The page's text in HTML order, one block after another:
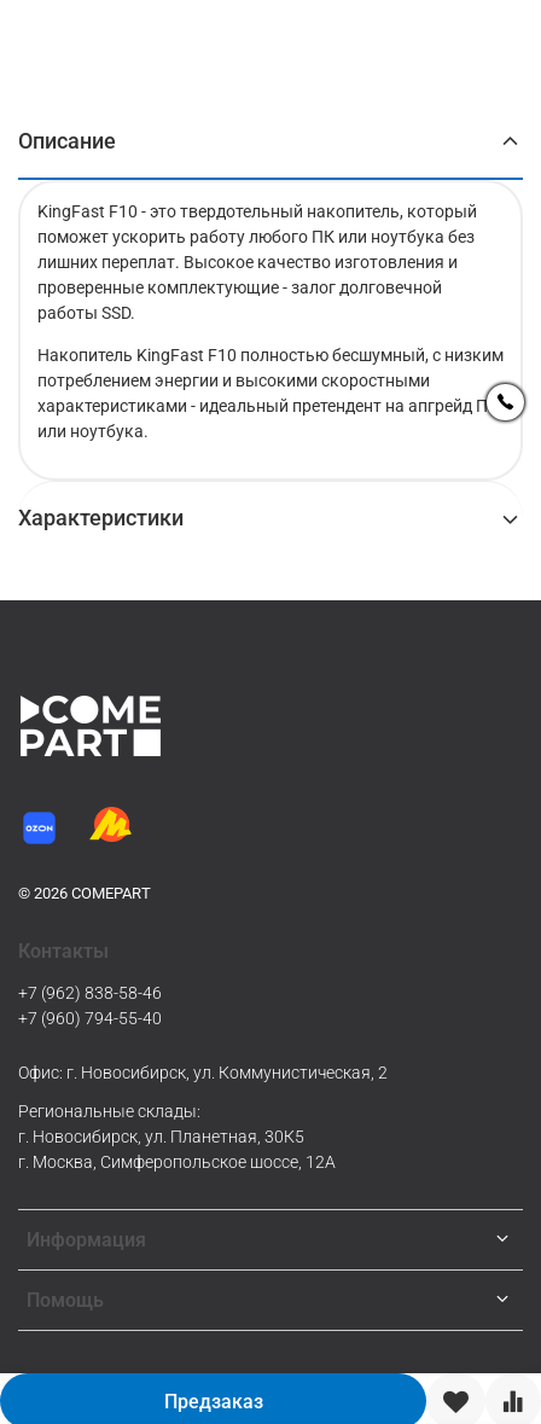
Предзаказ
Описание
KingFast F10 - это твердотельный накопитель, который
поможет ускорить работу любого ПК или ноутбука без
лишних переплат. Высокое качество изготовления и
проверенные комплектующие - залог долговечной
работы SSD.
Накопитель KingFast F10 полностью бесшумный, с низким
потреблением энергии и высокими скоростными
характеристиками - идеальный претендент на апгрейд ПК
или ноутбука.
Характеристики
© 2026 COMEPART
Информация
Помощь
Контакты
+7 (962) 838-58-46
+7 (960) 794-55-40
Офис: г. Новосибирск, ул. Коммунистическая, 2
Региональные склады:
г. Новосибирск, ул. Планетная, 30К5
г. Москва, Симферопольское шоссе, 12А